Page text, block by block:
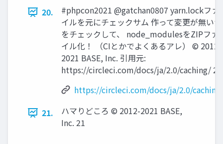
20.
#phpcon2021 @gatchan0807 yarn.lockファ
イルを元にチェックサム 作って変更が無いか
をチェックして、 node_modulesをZIPファ
イル化！ （CIとかでよくあるアレ） © 2012-
2021 BASE, Inc. 引用元:
https://circleci.com/docs/ja/2.0/caching/ 20
https://circleci.com/docs/ja/2.0/
21.
ハマりどころ © 2012-2021 BASE,
Inc. 21